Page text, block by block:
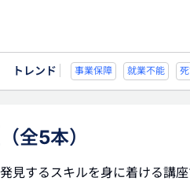
トレンド
険金非課税枠 キャッシュフロー 宗
（全5本）
見するスキルを身に着ける講